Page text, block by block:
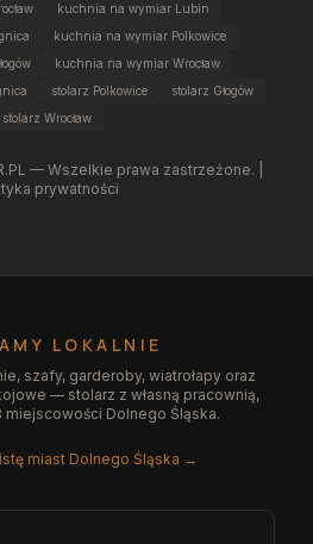
kuchnia na wymiar Lubin
kuchnia na wymiar Polkowice
kuchnia na wymiar Wrocław
stolarz Polkowice
stolarz Głogów
stolarz Wrocław
— Wszelkie prawa zastrzeżone. |
prywatności
LOKALNIE
szafy, garderoby, wiatrołapy oraz
— stolarz z własną pracownią,
miejscowości Dolnego Śląska.
miast Dolnego Śląska →